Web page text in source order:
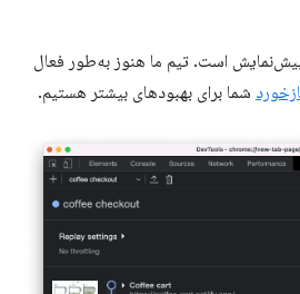
است. تیم ما هنوز به‌طور فعال
شما برای بهبودهای بیشتر هستیم.